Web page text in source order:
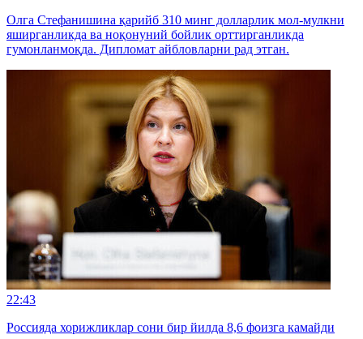
Олга Стефанишина қарийб 310 минг долларлик мол-мулкни
яширганликда ва ноқонуний бойлик орттирганликда
гумонланмоқда. Дипломат айбловларни рад этган.
22:43
Россияда хорижликлар сони бир йилда 8,6 фоизга камайди